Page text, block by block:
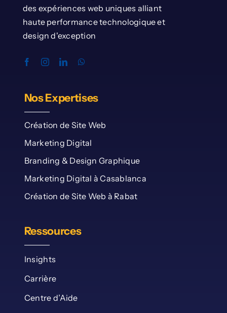
des expériences web uniques alliant
haute performance technologique et
design d'exception
Nos Expertises
Création de Site Web
Marketing Digital
Branding & Design Graphique
Marketing Digital à Casablanca
Création de Site Web à Rabat
Ressources
Insights
Carrière
Centre d’Aide